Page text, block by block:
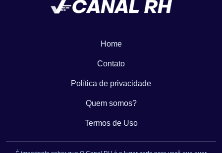
Home
Contato
Política de privacidade
Quem somos?
Termos de Uso